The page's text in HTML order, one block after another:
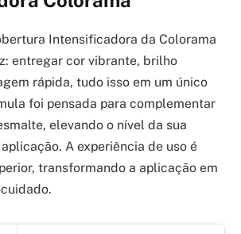
Intensificadora da Colorama
entregar cor vibrante, brilho
rápida, tudo isso em um único
foi pensada para complementar
elevando o nível da sua
A experiência de uso é
transformando a aplicação em